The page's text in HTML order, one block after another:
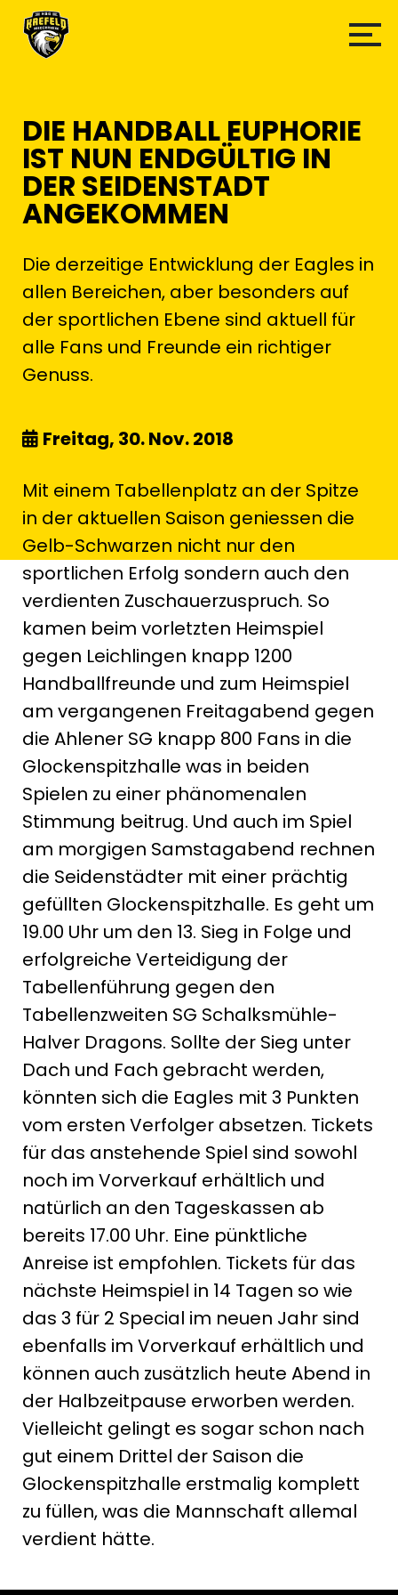
DIE HANDBALL EUPHORIE
IST NUN ENDGÜLTIG IN
DER SEIDENSTADT
ANGEKOMMEN
Die derzeitige Entwicklung der Eagles in
allen Bereichen, aber besonders auf
der sportlichen Ebene sind aktuell für
alle Fans und Freunde ein richtiger
Genuss.
Freitag, 30. Nov. 2018
Mit einem Tabellenplatz an der Spitze
in der aktuellen Saison geniessen die
Gelb-Schwarzen nicht nur den
sportlichen Erfolg sondern auch den
verdienten Zuschauerzuspruch. So
kamen beim vorletzten Heimspiel
gegen Leichlingen knapp 1200
Handballfreunde und zum Heimspiel
am vergangenen Freitagabend gegen
die Ahlener SG knapp 800 Fans in die
Glockenspitzhalle was in beiden
Spielen zu einer phänomenalen
Stimmung beitrug. Und auch im Spiel
am morgigen Samstagabend rechnen
die Seidenstädter mit einer prächtig
gefüllten Glockenspitzhalle. Es geht um
19.00 Uhr um den 13. Sieg in Folge und
erfolgreiche Verteidigung der
Tabellenführung gegen den
Tabellenzweiten SG Schalksmühle-
Halver Dragons. Sollte der Sieg unter
Dach und Fach gebracht werden,
könnten sich die Eagles mit 3 Punkten
vom ersten Verfolger absetzen. Tickets
für das anstehende Spiel sind sowohl
noch im Vorverkauf erhältlich und
natürlich an den Tageskassen ab
bereits 17.00 Uhr. Eine pünktliche
Anreise ist empfohlen. Tickets für das
nächste Heimspiel in 14 Tagen so wie
das 3 für 2 Special im neuen Jahr sind
ebenfalls im Vorverkauf erhältlich und
können auch zusätzlich heute Abend in
der Halbzeitpause erworben werden.
Vielleicht gelingt es sogar schon nach
gut einem Drittel der Saison die
Glockenspitzhalle erstmalig komplett
zu füllen, was die Mannschaft allemal
verdient hätte.